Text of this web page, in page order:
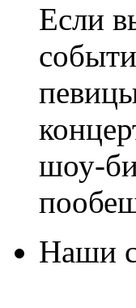
Если
шоу-
Наши